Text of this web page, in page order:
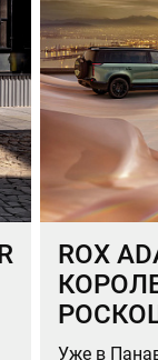
ROX
Уже в